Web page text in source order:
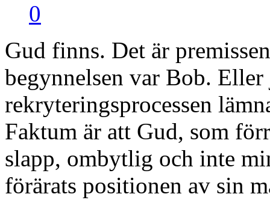
0
Gud finns. Det är
begynnelsen var Bob.
rekryteringsprocessen
Faktum är att Gud, som
slapp, ombytlig och inte
förärats positionen av sin